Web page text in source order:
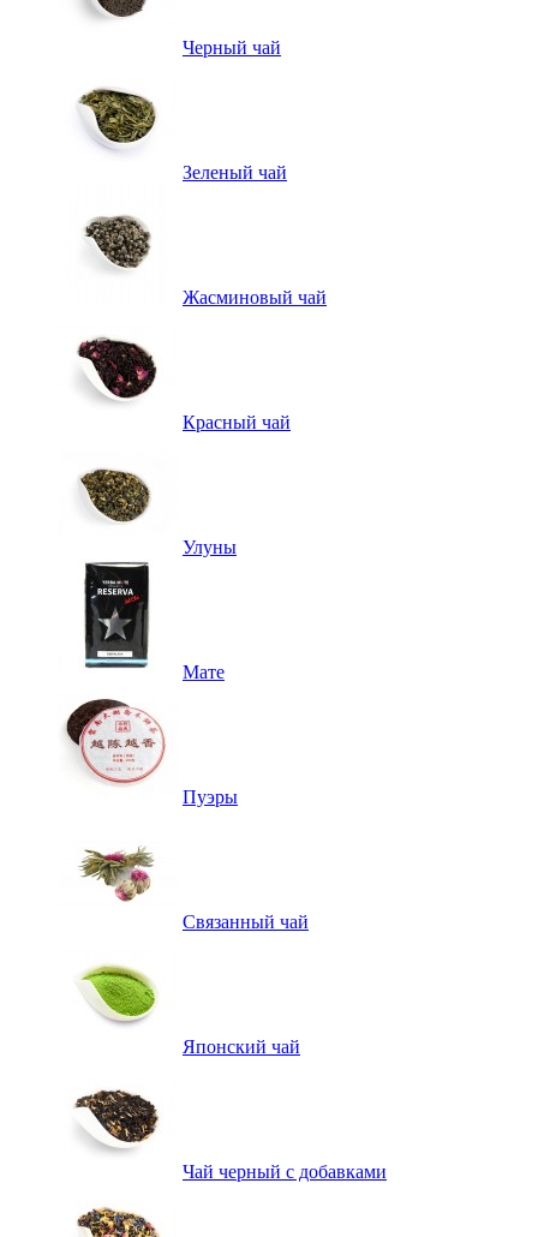
Черный чай
Зеленый чай
Жасминовый чай
Красный чай
Улуны
Мате
Пуэры
Связанный чай
Японский чай
Чай черный с добавками